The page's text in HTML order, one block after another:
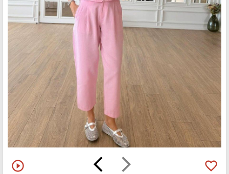
arrow_forward_ios
arrow_back_ios favorite_border
play_circle_outline